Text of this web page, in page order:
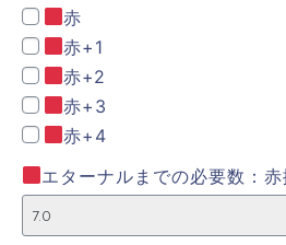
赤
赤+1
赤+2
赤+3
赤+4
エターナルまでの必要数：